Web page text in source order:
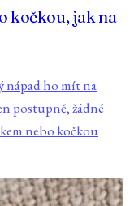
kočkou, jak na
nápad ho mít na
postupně, žádné
nebo kočkou